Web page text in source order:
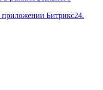
Битрикс24.